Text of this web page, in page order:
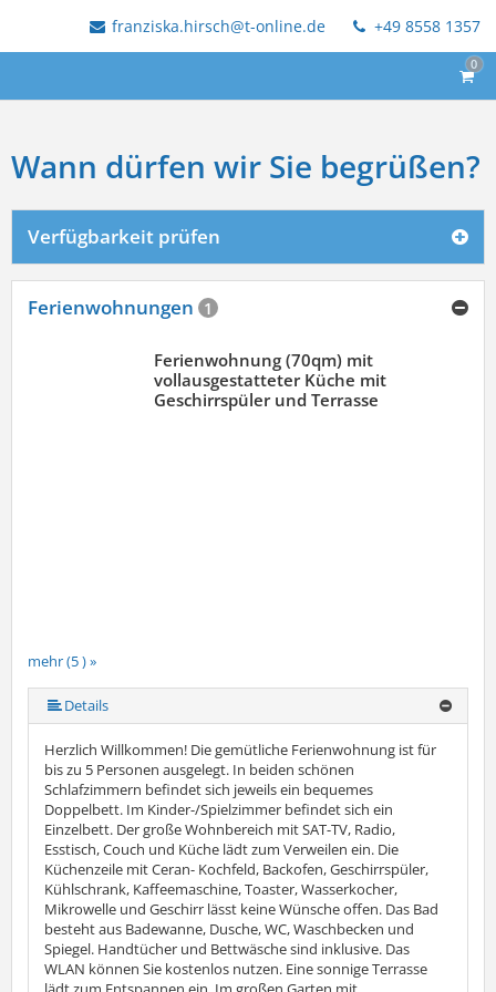
franziska.hirsch@t-online.de +49 8558 1357
0
Wann dürfen wir Sie begrüßen?
Verfügbarkeit prüfen
Ferienwohnungen 1
mehr (5 ) »
mehr (5 ) »
Ferienwohnung (70qm) mit
vollausgestatteter Küche mit
Geschirrspüler und Terrasse
Details
Herzlich Willkommen! Die gemütliche Ferienwohnung ist für
bis zu 5 Personen ausgelegt. In beiden schönen
Schlafzimmern befindet sich jeweils ein bequemes
Doppelbett. Im Kinder-/Spielzimmer befindet sich ein
Einzelbett. Der große Wohnbereich mit SAT-TV, Radio,
Esstisch, Couch und Küche lädt zum Verweilen ein. Die
Küchenzeile mit Ceran- Kochfeld, Backofen, Geschirrspüler,
Kühlschrank, Kaffeemaschine, Toaster, Wasserkocher,
Mikrowelle und Geschirr lässt keine Wünsche offen. Das Bad
besteht aus Badewanne, Dusche, WC, Waschbecken und
Spiegel. Handtücher und Bettwäsche sind inklusive. Das
WLAN können Sie kostenlos nutzen. Eine sonnige Terrasse